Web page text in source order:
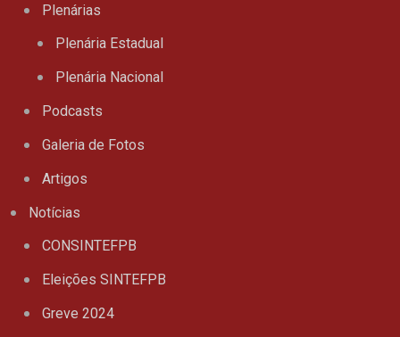
Plenárias
Plenária Estadual
Plenária Nacional
Podcasts
Galeria de Fotos
Artigos
Notícias
CONSINTEFPB
Eleições SINTEFPB
Greve 2024